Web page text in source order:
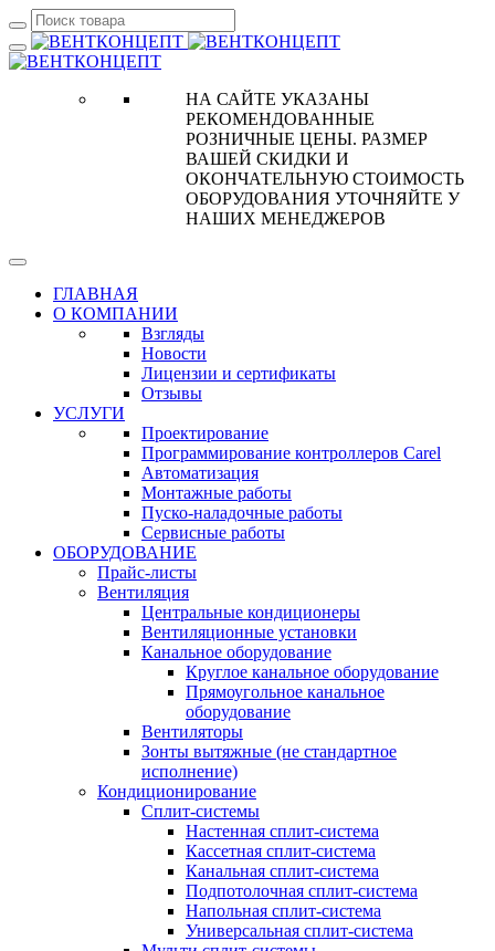
НА САЙТЕ УКАЗАНЫ
РЕКОМЕНДОВАННЫЕ
РОЗНИЧНЫЕ ЦЕНЫ. РАЗМЕР
ВАШЕЙ СКИДКИ И
ОКОНЧАТЕЛЬНУЮ СТОИМОСТЬ
ОБОРУДОВАНИЯ УТОЧНЯЙТЕ У
НАШИХ МЕНЕДЖЕРОВ
ГЛАВНАЯ
О КОМПАНИИ
Взгляды
Новости
Лицензии и сертификаты
Отзывы
УСЛУГИ
Проектирование
Программирование контроллеров Carel
Автоматизация
Монтажные работы
Пуско-наладочные работы
Сервисные работы
ОБОРУДОВАНИЕ
Прайс-листы
Вентиляция
Центральные кондиционеры
Вентиляционные установки
Канальное оборудование
Круглое канальное оборудование
Прямоугольное канальное
оборудование
Вентиляторы
Зонты вытяжные (не стандартное
исполнение)
Кондиционирование
Сплит-системы
Настенная сплит-система
Кассетная сплит-система
Канальная сплит-система
Подпотолочная сплит-система
Напольная сплит-система
Универсальная сплит-система